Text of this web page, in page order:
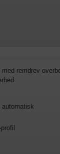
remdrev